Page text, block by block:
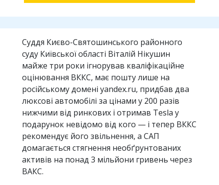
Суддя Києво-Святошинського районного
суду Київської області Віталій Нікушин
майже три роки ігнорував кваліфікаційне
оцінювання ВККС, має пошту лише на
російському домені yandex.ru, придбав два
люксові автомобілі за цінами у 200 разів
нижчими від ринкових і отримав Tesla у
подарунок невідомо від кого — і тепер ВККС
рекомендує його звільнення, а САП
домагається стягнення необґрунтованих
активів на понад 3 мільйони гривень через
ВАКС.